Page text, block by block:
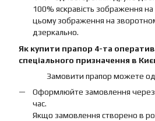
100% яскравість зображення
цьому зображення на
дзеркально.
Як купити прапор 4-та
спеціального призначення в
Замовити прапор можете
Оформлюйте замовлення
час.
Якщо замовлення створено в